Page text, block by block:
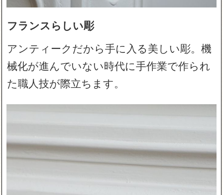
フランスらしい彫
アンティークだから手に入る美しい彫。機
械化が進んでいない時代に手作業で作られ
た職人技が際立ちます。